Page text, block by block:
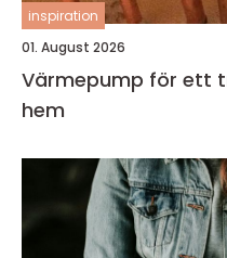
inspiration
01. August 2026
Värmepump för ett
hem